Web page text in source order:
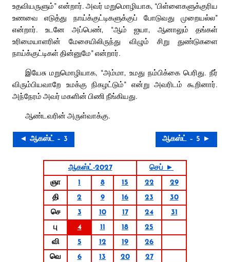
உதவியருளும்” என்றார். அவர் மறுமொழியாக, “பிள்ளைகளுக்குரிய
உணவை எடுத்து நாய்க்குட்டிகளுக்குப் போடுவது முறையல்ல”
என்றார். உடனே அப்பெண், “ஆம் ஐயா, ஆனாலும் தங்கள்
உரிமையாளரின் மேசையிலிருந்து விழும் சிறு துண்டுகளை
நாய்க்குட்டிகள் தின்னுமே” என்றார்.
இயேசு மறுமொழியாக, “அம்மா, உமது நம்பிக்கை பெரிது. நீர்
விரும்பியவாறே உமக்கு நிகழட்டும்” என்று அவரிடம் கூறினார்.
அந்நேரம் அவர் மகளின் பிணி நீங்கியது.
ஆண்டவரின் அருள்வாக்கு.
◄ ஆகஸ்ட் – 3 ஆகஸ்ட் – 5 ►
ஆகஸ்ட்-2027
செப் ►
ஞா
1 8 15 22
29
தி
2 9 16 23
30
செ
3 10 17 24
31
பு
4 11 18
25
வி
5 12 19
26
வெ
6 13 20
27